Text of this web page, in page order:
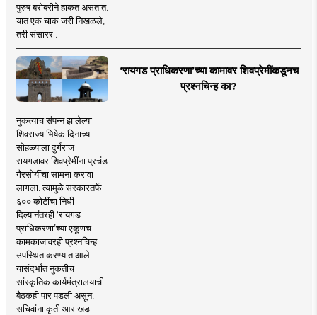
पुरुष बरोबरीने हाकत असतात.
यात एक चाक जरी निखळले,
तरी संसारर..
‘रायगड प्राधिकरणा’च्या कामावर शिवप्रेमींकडूनच
प्रश्नचिन्ह का?
नुकत्याच संपन्न झालेल्या
शिवराज्याभिषेक दिनाच्या
सोहळ्याला दुर्गराज
रायगडावर शिवप्रेमींना प्रचंड
गैरसोयींचा सामना करावा
लागला. त्यामुळे सरकारतर्फे
६०० कोटींचा निधी
दिल्यानंतरही ‘रायगड
प्राधिकरणा’च्या एकूणच
कामकाजावरही प्रश्नचिन्ह
उपस्थित करण्यात आले.
यासंदर्भात नुकतीच
सांस्कृतिक कार्यमंत्रालयाची
बैठकही पार पडली असून,
सचिवांना कृती आराखडा